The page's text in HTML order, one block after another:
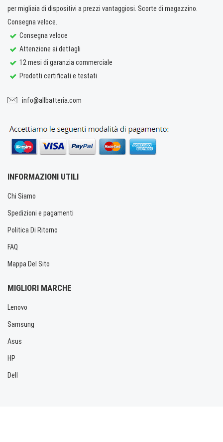
per migliaia di dispositivi a prezzi vantaggiosi. Scorte di magazzino.
Consegna veloce.
Consegna veloce
Attenzione ai dettagli
12 mesi di garanzia commerciale
Prodotti certificati e testati
info@allbatteria.com
INFORMAZIONI UTILI
Chi Siamo
Spedizioni e pagamenti
Politica Di Ritorno
FAQ
Mappa Del Sito
MIGLIORI MARCHE
Lenovo
Samsung
Asus
HP
Dell